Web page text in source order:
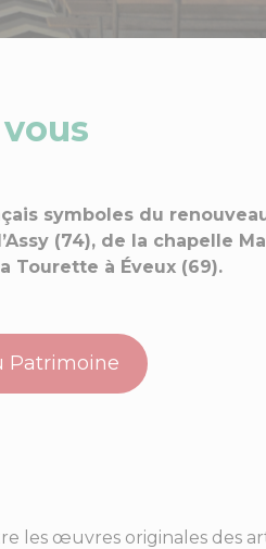
symboles du
(74), de la chapelle
Tourette à Éveux (69).
Patrimoine
les œuvres originales des